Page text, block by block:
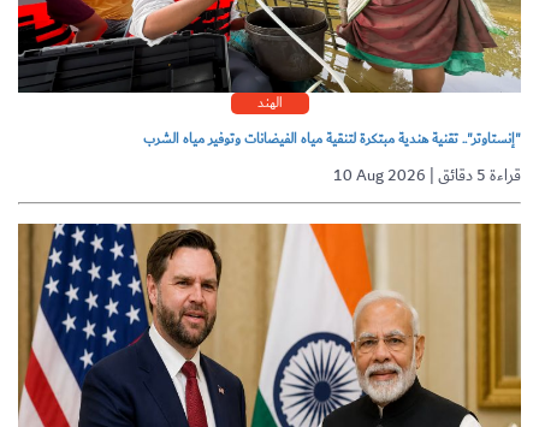
الهند
"إنستاوتر".. تقنية هندية مبتكرة لتنقية مياه الفيضانات وتوفير مياه الشرب
10 Aug 2026 | قراءة 5 دقائق